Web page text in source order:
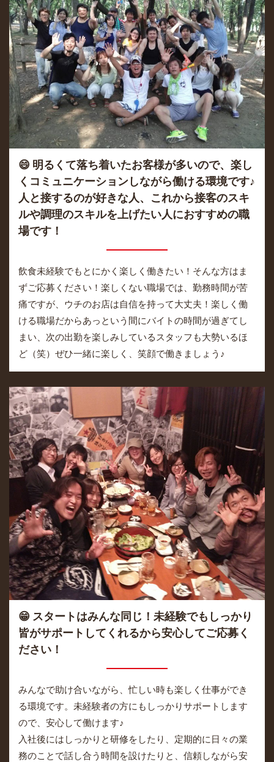
😄 明るくて落ち着いたお客様が多いので、楽し
くコミュニケーションしながら働ける環境です♪
人と接するのが好きな人、これから接客のスキ
ルや調理のスキルを上げたい人におすすめの職
場です！
飲食未経験でもとにかく楽しく働きたい！そんな方はま
ずご応募ください！楽しくない職場では、勤務時間が苦
痛ですが、ウチのお店は自信を持って大丈夫！楽しく働
ける職場だからあっという間にバイトの時間が過ぎてし
まい、次の出勤を楽しみしているスタッフも大勢いるほ
ど（笑）ぜひ一緒に楽しく、笑顔で働きましょう♪
😁 スタートはみんな同じ！未経験でもしっかり
皆がサポートしてくれるから安心してご応募く
ださい！
みんなで助け合いながら、忙しい時も楽しく仕事ができ
る環境です。未経験者の方にもしっかりサポートします
ので、安心して働けます♪
入社後にはしっかりと研修をしたり、定期的に日々の業
務のことで話し合う時間を設けたりと、信頼しながら安